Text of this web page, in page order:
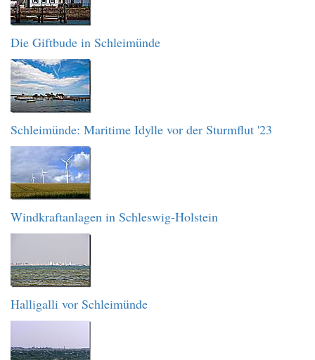
Die Giftbude in Schleimünde
Schleimünde: Maritime Idylle vor der Sturmflut '23
Windkraftanlagen in Schleswig-Holstein
Halligalli vor Schleimünde